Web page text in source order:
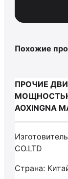
Похожие
ПРОЧИЕ
МОЩНОСТЬЮ
AOXINGNA
CO.LTD
Страна: